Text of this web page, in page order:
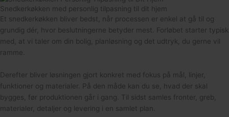
Snedkerkøkken med personlig tilpasning til dit hjem
Et snedkerkøkken bliver bedst, når processen er enkel at gå til og
grundig dér, hvor beslutningerne betyder mest. Forløbet starter typisk
med, at vi taler om din bolig, planløsning og det udtryk, du gerne vil
ramme.
Derefter bliver løsningen gjort konkret med fokus på mål, linjer,
funktioner og materialer. På den måde kan du se, hvad der skal
bygges, før produktionen går i gang. Til sidst samles fronter, greb,
materialer, detaljer og levering i en samlet plan.